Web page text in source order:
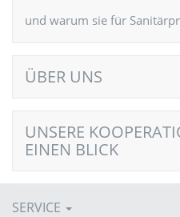
und warum sie für
ÜBER UNS
UNSERE
EINEN BLICK
SERVICE